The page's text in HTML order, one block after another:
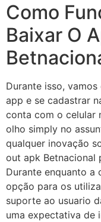
Como
Baixar O
Durante isso,
app e se cadastrar
conta com o celular
olho simply no
qualquer inovação
out apk Betnacional
Durante enquanto a
opção para os
suporte ao usuario
uma expectativa de